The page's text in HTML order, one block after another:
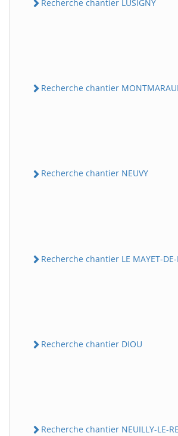
Recherche chantier LUSIGNY
Recherche chantier
Recherche chantier NEUVY
Recherche chantier LE MAYET-
Recherche chantier DIOU
Recherche chantier NEUILLY-LE-